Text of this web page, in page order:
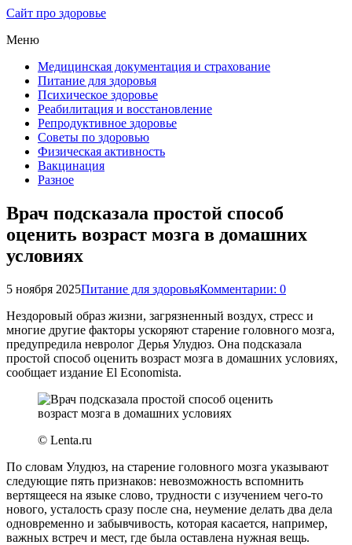
Сайт про здоровье
Меню
Медицинская документация и страхование
Питание для здоровья
Психическое здоровье
Реабилитация и восстановление
Репродуктивное здоровье
Советы по здоровью
Физическая активность
Вакцинация
Разное
Врач подсказала простой способ
оценить возраст мозга в домашних
условиях
5 ноября 2025Питание для здоровьяКомментарии: 0
Нездоровый образ жизни, загрязненный воздух, стресс и
многие другие факторы ускоряют старение головного мозга,
предупредила невролог Дерья Улудюз. Она подсказала
простой способ оценить возраст мозга в домашних условиях,
сообщает издание El Economista.
© Lenta.ru
По словам Улудюз, на старение головного мозга указывают
следующие пять признаков: невозможность вспомнить
вертящееся на языке слово, трудности с изучением чего-то
нового, усталость сразу после сна, неумение делать два дела
одновременно и забывчивость, которая касается, например,
важных встреч и мест, где была оставлена нужная вещь.